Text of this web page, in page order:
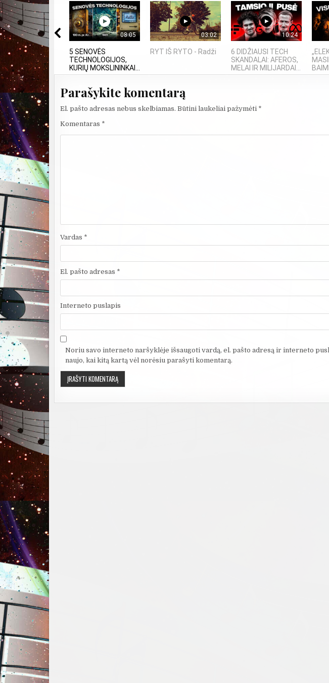
08:05
5 SENOVĖS
TECHNOLOGIJOS,
KURIŲ MOKSLININKAI...
03:02
RYT IŠ RYTO - Radži
10:24
6 DIDŽIAUSI TECH
SKANDALAI: AFEROS,
MELAI IR MILIJARDAI...
Parašykite komentarą
El. pašto adresas nebus skelbiamas. Būtini laukeliai pažymėti *
Komentaras *
Vardas *
El. pašto adresas *
Interneto puslapis
Noriu savo interneto naršyklėje išsaugoti vardą, el. pašto adresą ir interneto
naujo, kai kitą kartą vėl norėsiu parašyti komentarą.